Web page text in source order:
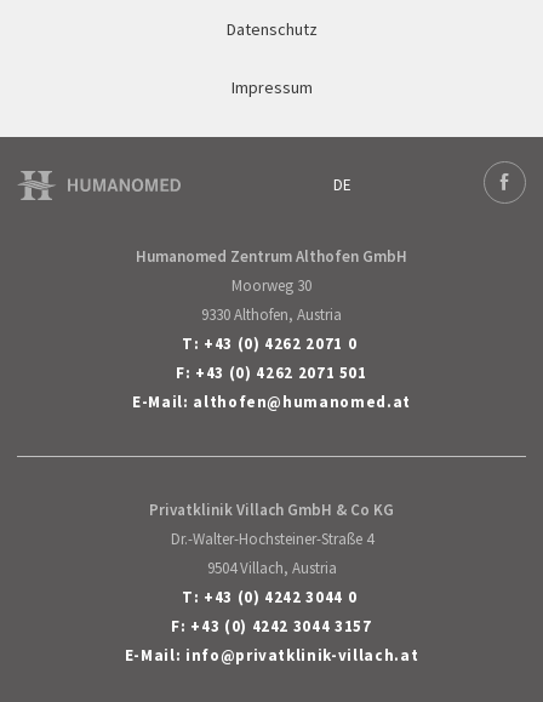
Datenschutz
Impressum
DE
Deutsch
Humanomed Zentrum Althofen GmbH
Moorweg 30
9330 Althofen, Austria
T: +43 (0) 4262 2071 0
F: +43 (0) 4262 2071 501
E-Mail: althofen@humanomed.at
Privatklinik Villach GmbH & Co KG
Dr.-Walter-Hochsteiner-Straße 4
9504 Villach, Austria
T: +43 (0) 4242 3044 0
F: +43 (0) 4242 3044 3157
E-Mail: info@privatklinik-villach.at